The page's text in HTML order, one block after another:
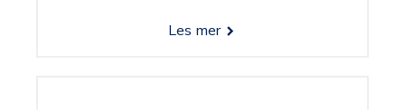
Les mer